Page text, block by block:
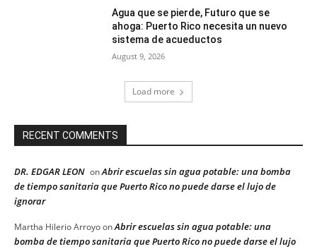
Agua que se pierde, Futuro que se
ahoga: Puerto Rico necesita un nuevo
sistema de acueductos
August 9, 2026
Load more
RECENT COMMENTS
DR. EDGAR LEON onAbrir escuelas sin agua potable: una bomba
de tiempo sanitaria que Puerto Rico no puede darse el lujo de
ignorar
Martha Hilerio ArroyoonAbrir escuelas sin agua potable: una
bomba de tiempo sanitaria que Puerto Rico no puede darse el lujo